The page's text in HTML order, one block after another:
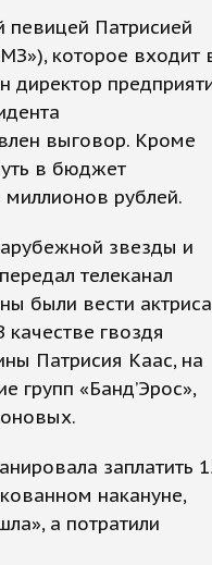
певицей Патрисией
которое входит
директор
выговор. Кроме
в бюджет
рублей.
звезды и
телеканал
были вести актриса
гвоздя
Патрисия Каас, на
групп «Банд’Эрос»,
заплатить
накануне,
а потратили